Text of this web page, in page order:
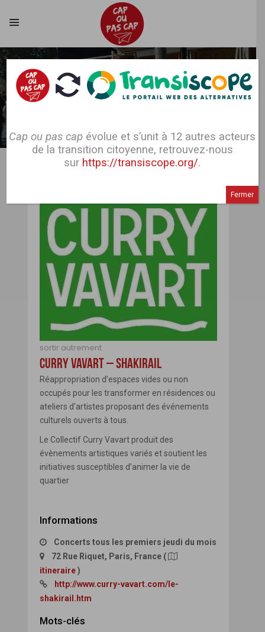
Contacter l'alternative
Message
ENVOYER
sortir autrement
CURRY VAVART – SHAKIRAIL
Réappropriation d’espaces vides ou non
occupés pour les transformer en résidences ou
ateliers d’artistes proposant des événements
culturels ouverts à tous.
Le Collectif Curry Vavart produit des
évènements artistiques variés et soutient les
initiatives susceptibles d’animer la vie de
quartier
Informations
Concerts tous les premiers jeudi du mois
72 Rue Riquet, Paris, France(
itineraire)
http://www.curry-vavart.com/le-
shakirail.htm
Mots-clés
Cap ou pas cap évolue et s’unit à 12 autres acteurs
de la transition citoyenne, retrouvez-nous
sur https://transiscope.org/.
Fermer